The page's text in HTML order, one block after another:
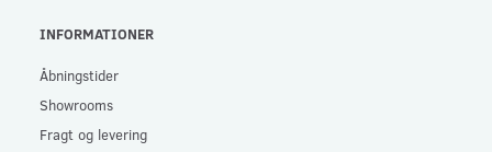
INFORMATIONER
Åbningstider
Showrooms
Fragt og levering